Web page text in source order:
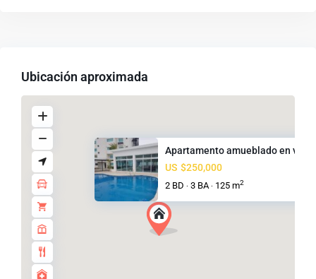
Ubicación aproximada
Apartamento amueblado en
US $250,000
2 BD · 3 BA · 125 m2